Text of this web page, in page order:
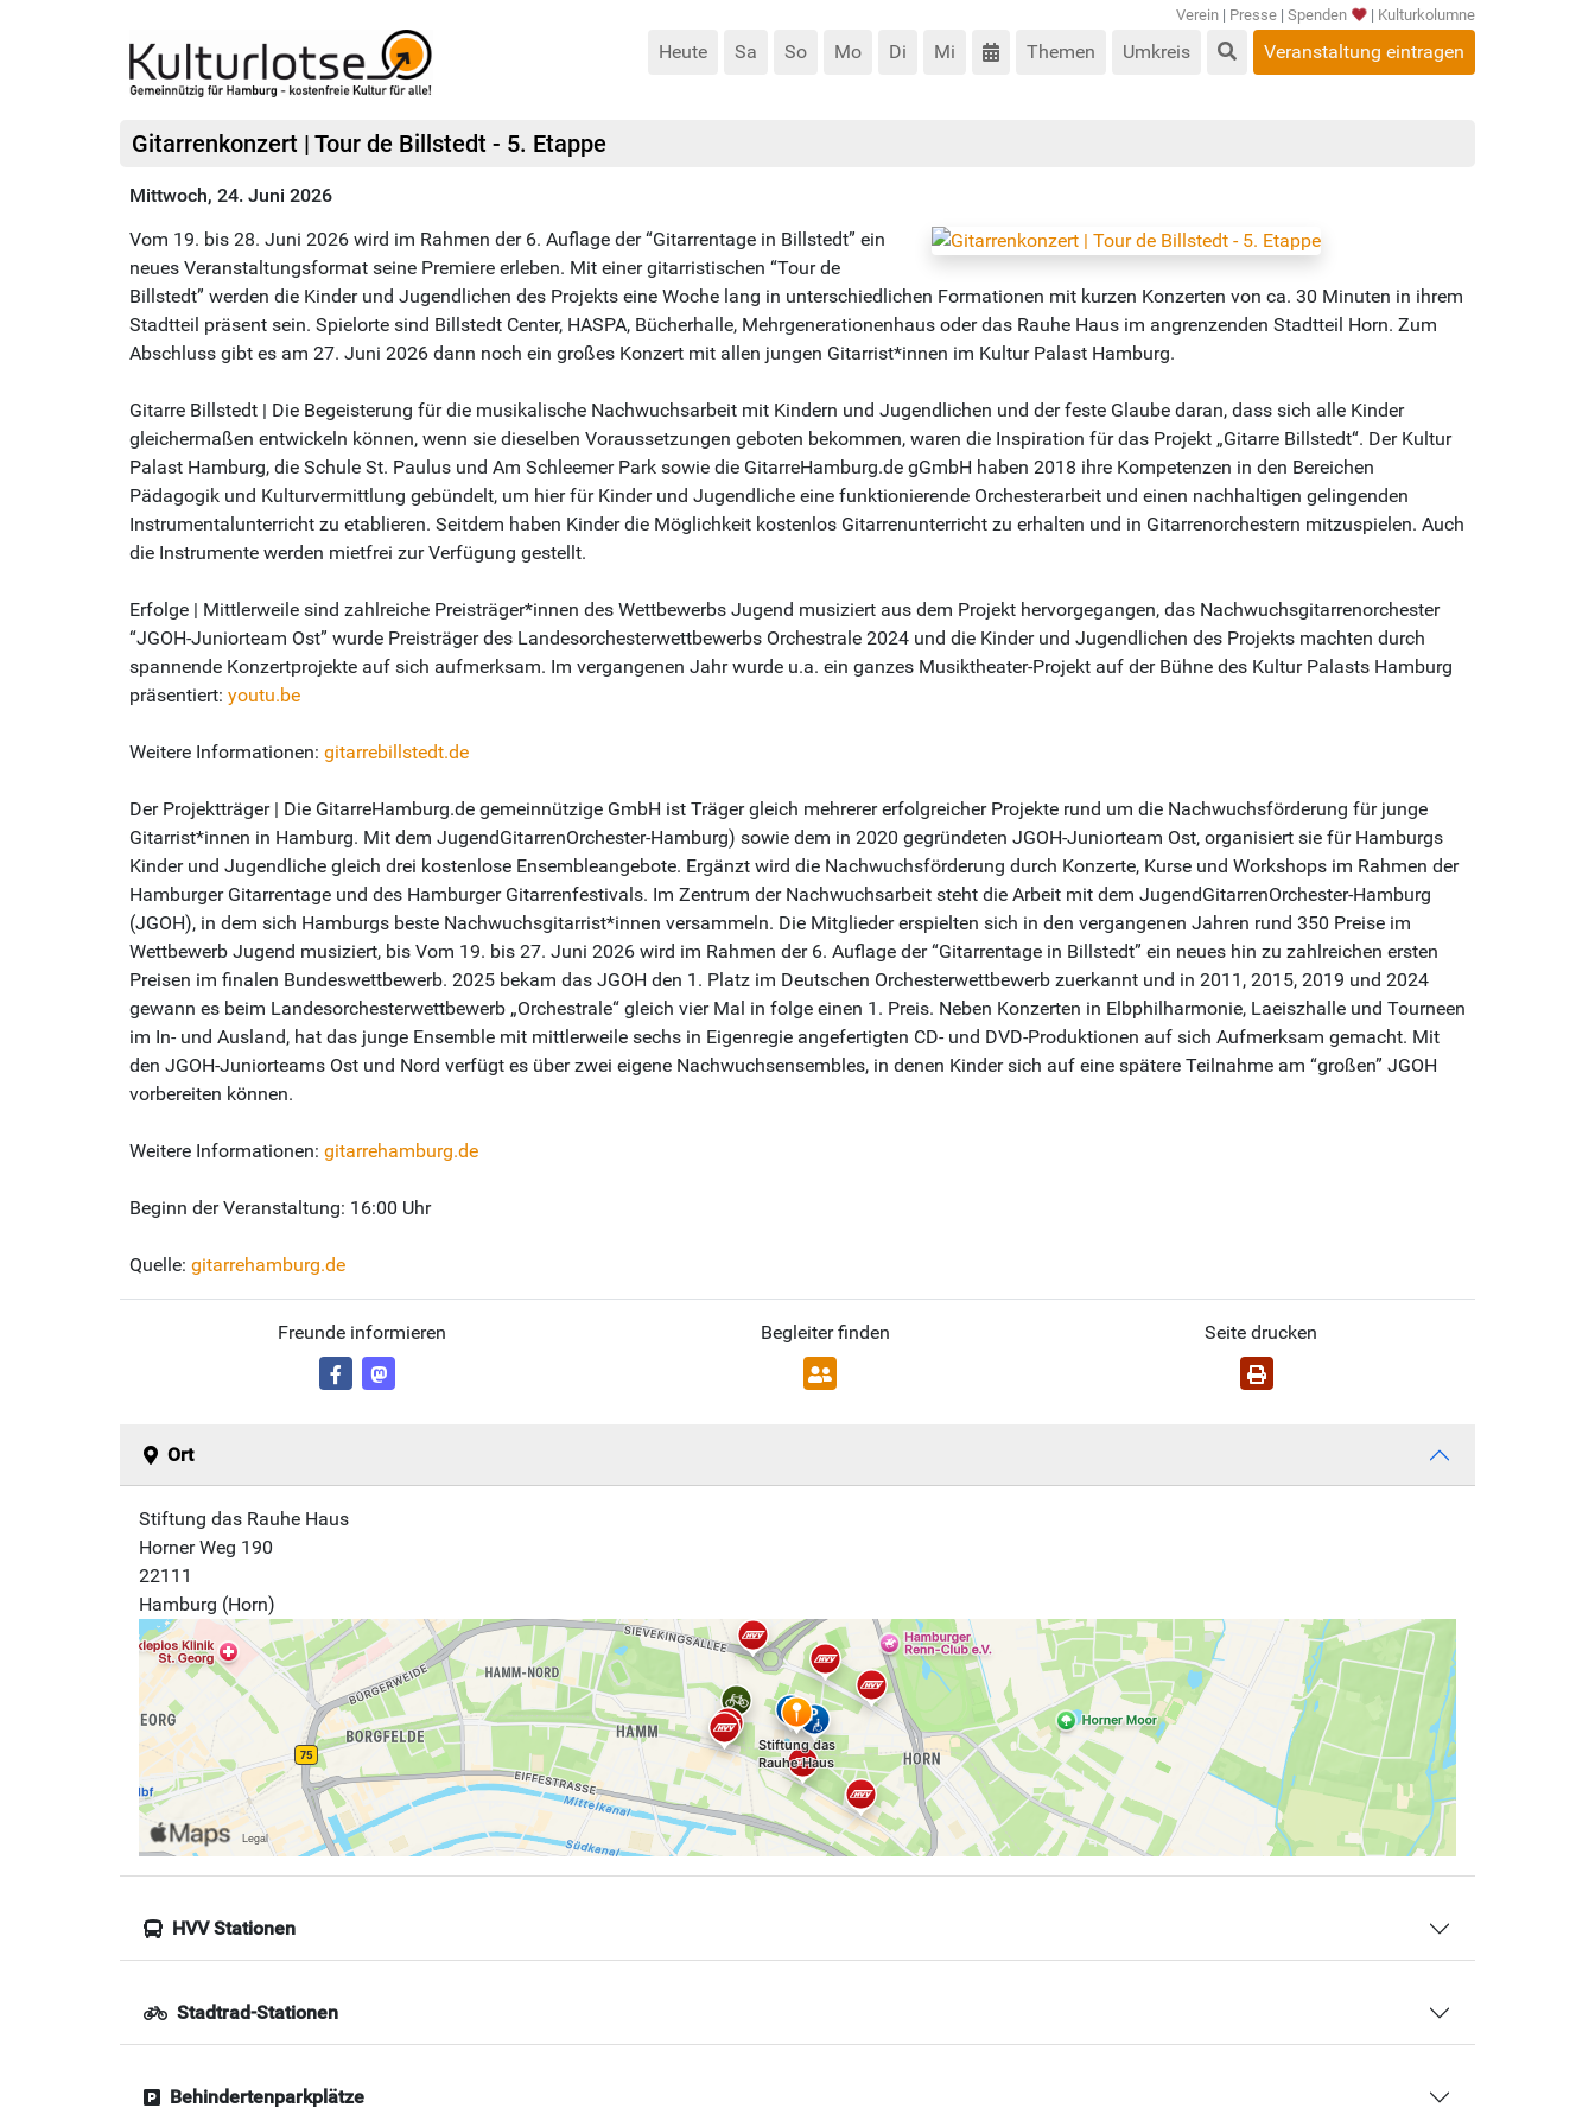
Verein | Presse | Spenden | Kulturkolumne
Heute Sa So Mo Di Mi Themen Umkreis Veranstaltung eintragen
Gitarrenkonzert | Tour de Billstedt - 5. Etappe
Mittwoch, 24. Juni 2026
Vom 19. bis 28. Juni 2026 wird im Rahmen der 6. Auflage der “Gitarrentage in Billstedt” ein
neues Veranstaltungsformat seine Premiere erleben. Mit einer gitarristischen “Tour de
Billstedt” werden die Kinder und Jugendlichen des Projekts eine Woche lang in unterschiedlichen Formationen mit kurzen Konzerten von ca. 30 Minuten in ihrem
Stadtteil präsent sein. Spielorte sind Billstedt Center, HASPA, Bücherhalle, Mehrgenerationenhaus oder das Rauhe Haus im angrenzenden Stadtteil Horn. Zum
Abschluss gibt es am 27. Juni 2026 dann noch ein großes Konzert mit allen jungen Gitarrist*innen im Kultur Palast Hamburg.
Gitarre Billstedt | Die Begeisterung für die musikalische Nachwuchsarbeit mit Kindern und Jugendlichen und der feste Glaube daran, dass sich alle Kinder
gleichermaßen entwickeln können, wenn sie dieselben Voraussetzungen geboten bekommen, waren die Inspiration für das Projekt „Gitarre Billstedt“. Der Kultur
Palast Hamburg, die Schule St. Paulus und Am Schleemer Park sowie die GitarreHamburg.de gGmbH haben 2018 ihre Kompetenzen in den Bereichen
Pädagogik und Kulturvermittlung gebündelt, um hier für Kinder und Jugendliche eine funktionierende Orchesterarbeit und einen nachhaltigen gelingenden
Instrumentalunterricht zu etablieren. Seitdem haben Kinder die Möglichkeit kostenlos Gitarrenunterricht zu erhalten und in Gitarrenorchestern mitzuspielen. Auch
die Instrumente werden mietfrei zur Verfügung gestellt.
Erfolge | Mittlerweile sind zahlreiche Preisträger*innen des Wettbewerbs Jugend musiziert aus dem Projekt hervorgegangen, das Nachwuchsgitarrenorchester
“JGOH-Juniorteam Ost” wurde Preisträger des Landesorchesterwettbewerbs Orchestrale 2024 und die Kinder und Jugendlichen des Projekts machten durch
spannende Konzertprojekte auf sich aufmerksam. Im vergangenen Jahr wurde u.a. ein ganzes Musiktheater-Projekt auf der Bühne des Kultur Palasts Hamburg
präsentiert: youtu.be
Weitere Informationen: gitarrebillstedt.de
Der Projektträger | Die GitarreHamburg.de gemeinnützige GmbH ist Träger gleich mehrerer erfolgreicher Projekte rund um die Nachwuchsförderung für junge
Gitarrist*innen in Hamburg. Mit dem JugendGitarrenOrchester-Hamburg) sowie dem in 2020 gegründeten JGOH-Juniorteam Ost, organisiert sie für Hamburgs
Kinder und Jugendliche gleich drei kostenlose Ensembleangebote. Ergänzt wird die Nachwuchsförderung durch Konzerte, Kurse und Workshops im Rahmen der
Hamburger Gitarrentage und des Hamburger Gitarrenfestivals. Im Zentrum der Nachwuchsarbeit steht die Arbeit mit dem JugendGitarrenOrchester-Hamburg
(JGOH), in dem sich Hamburgs beste Nachwuchsgitarrist*innen versammeln. Die Mitglieder erspielten sich in den vergangenen Jahren rund 350 Preise im
Wettbewerb Jugend musiziert, bis Vom 19. bis 27. Juni 2026 wird im Rahmen der 6. Auflage der “Gitarrentage in Billstedt” ein neues hin zu zahlreichen ersten
Preisen im finalen Bundeswettbewerb. 2025 bekam das JGOH den 1. Platz im Deutschen Orchesterwettbewerb zuerkannt und in 2011, 2015, 2019 und 2024
gewann es beim Landesorchesterwettbewerb „Orchestrale“ gleich vier Mal in folge einen 1. Preis. Neben Konzerten in Elbphilharmonie, Laeiszhalle und Tourneen
im In- und Ausland, hat das junge Ensemble mit mittlerweile sechs in Eigenregie angefertigten CD- und DVD-Produktionen auf sich Aufmerksam gemacht. Mit
den JGOH-Juniorteams Ost und Nord verfügt es über zwei eigene Nachwuchsensembles, in denen Kinder sich auf eine spätere Teilnahme am “großen” JGOH
vorbereiten können.
Weitere Informationen: gitarrehamburg.de
Beginn der Veranstaltung: 16:00 Uhr
Quelle: gitarrehamburg.de
Freunde informieren Begleiter finden Seite drucken
Ort
Stiftung das Rauhe Haus
Horner Weg 190
22111
Hamburg (Horn)
HVV Stationen
Stadtrad-Stationen
Behindertenparkplätze